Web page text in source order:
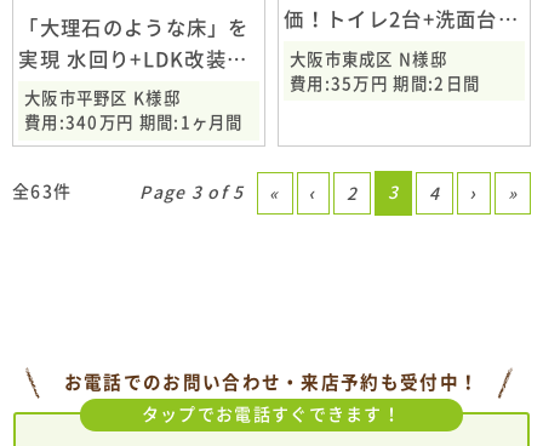
「大理石のような床」を
実現 水回り+LDK改装工
事
大阪市平野区 K様邸
費用:340万円 期間:1ヶ月間
価！トイレ2台+洗面台交
換
大阪市東成区 N様邸
費用:35万円 期間:2日間
全63件 Page 3 of 5 « ‹ 2 3 4 › »
お電話でのお問い合わせ・来店予約も受付中！
タップでお電話すぐできます！